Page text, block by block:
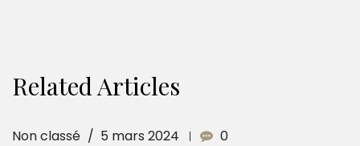
Related Articles
Non classé 5 mars 2024 0